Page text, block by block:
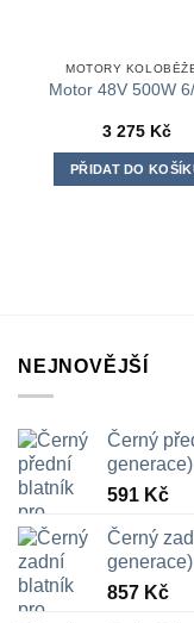
MOTORY
Motor 48V 500W
3 275 Kč
PŘIDAT DO
NEJNOVĚJŠÍ
Černý
591 Kč
Černý
857 Kč